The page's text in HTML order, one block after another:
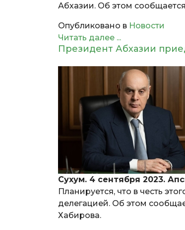
Абхазии. Об этом
Опубликовано в Новости
Читать далее ...
Президент Абхазии
Сухум. 4 сентября 2023.
Планируется, что в честь
делегацией. Об этом
Хабирова.